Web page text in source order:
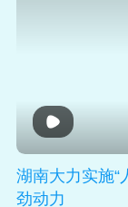
湖南大力实施“
劲动力